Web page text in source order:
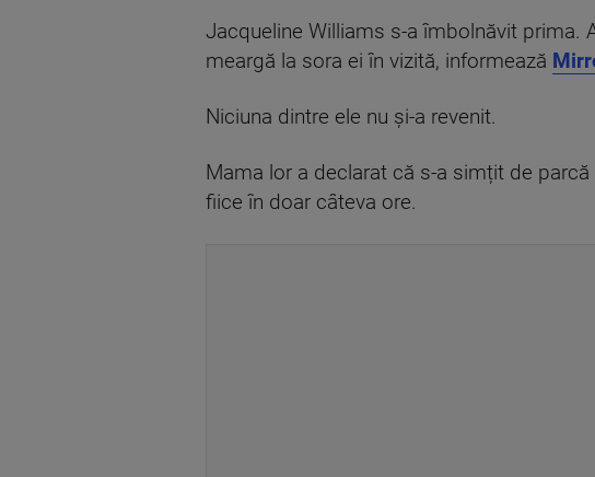
Jacqueline Williams s-a îmbolnăvit prima.
meargă la sora ei în vizită, informează
Niciuna dintre ele nu și-a revenit.
Mama lor a declarat că s-a simțit de
fiice în doar câteva ore.